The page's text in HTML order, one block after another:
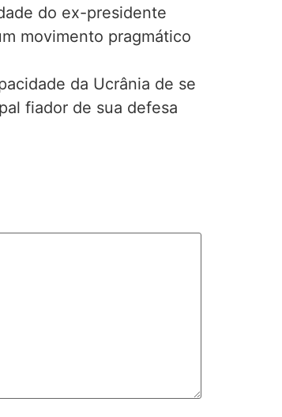
do ex-presidente
movimento pragmático
da Ucrânia de se
fiador de sua defesa